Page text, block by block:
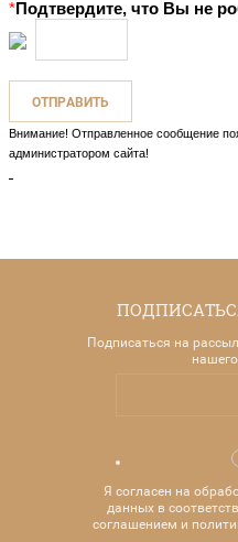
*Подтвердите, что Вы не
Внимание! Отправленное сообщение
администратором сайта!
Подписаться на
Я согласен на
данных в
соглашением и